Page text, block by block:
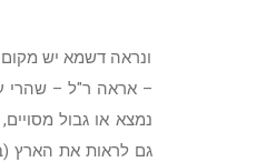
ונראה דשמא יש
– אראה ר"ל – שהרי
נמצא או גבול
גם לראות את הארץ